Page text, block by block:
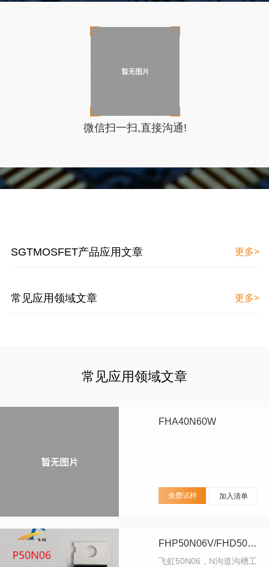
微信扫一扫,直接沟通!
SGTMOSFET产品应用文章 更多>
常见应用领域文章 更多>
常见应用领域文章
FHA40N60W
免费试样 加入清单
FHP50N06V/FHD50N06V
飞虹50N06，N沟道沟槽工